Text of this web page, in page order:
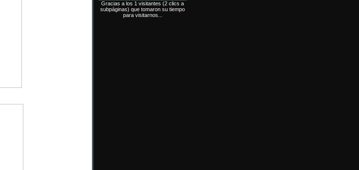
Gracias a los 1 visitantes (2 clics a
subpáginas) que tomaron su tiempo
para visitarnos...